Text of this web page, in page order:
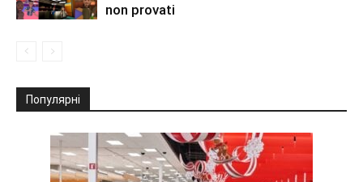
non provati
Популярні